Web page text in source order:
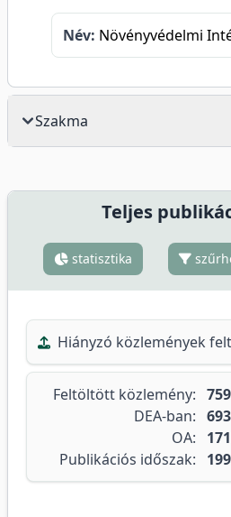
Név: Növényvédelmi
Szakma
Teljes
statisztika
Hiányzó közlemények
Feltöltött közlemény: 759
DEA-ban: 693
OA:
171
Publikációs időszak: